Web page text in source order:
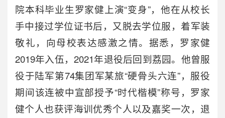
院本科毕业生罗家健上演“变身”，他在从校长
手中接过学位证书后，又脱去学位服，着军装
敬礼，向母校表达感激之情。据悉，罗家健
2019年入伍，2021年退役后回到荔园。他曾服
役于陆军第74集团军某旅“硬骨头六连”，服役
期间该连被中宣部授予“时代楷模”称号，罗家
健个人也获评海训优秀个人以及嘉奖一次，退